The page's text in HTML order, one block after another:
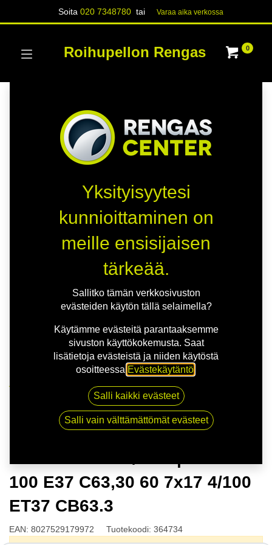
Soita020 7348780 tai Varaa aika verk​​​​ossa
Roihupellon Rengas 0
MSW 80 G.BLK/POL | 7X17 4-100 E37 C63,30 60 7x17
4/100 ET37 CB63.3
100 E37 C63,30 60 7x17 4/100
ET37 CB63.3
EAN: 8027529179972 Tuotekoodi: 364734
Yksityisyytesi
kunnioittaminen on
meille ensisijaisen
tärkeää.
Sallitko tämän verkkosivuston
evästeiden käytön tällä selaimella?
Käytämme evästeitä parantaaksemme
sivuston käyttökokemusta. Saat
lisätietoja evästeistä ja niiden käytöstä
osoitteessa Evästekäytäntö
Salli kaikki evästeet
Salli vain välttämättömät evästeet